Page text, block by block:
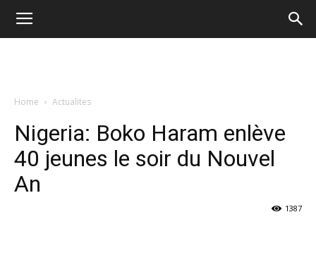
Home Actualites
Nigeria: Boko Haram enlève
40 jeunes le soir du Nouvel
An
1387